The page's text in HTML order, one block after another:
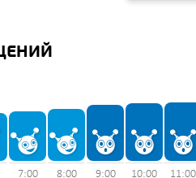
7:00 8:00 9:00 10:00 11:00